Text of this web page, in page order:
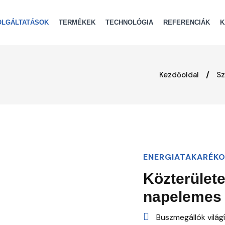
TERMÉKEK TECHNOLÓGIA REFERENCIÁK
Kezdőoldal
Buszmegállók